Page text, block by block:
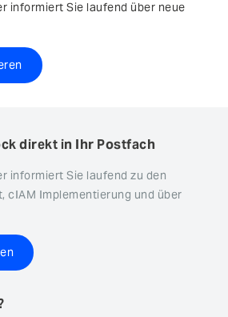
informiert Sie laufend über neue
direkt in Ihr Postfach
informiert Sie laufend zu den
cIAM Implementierung und über